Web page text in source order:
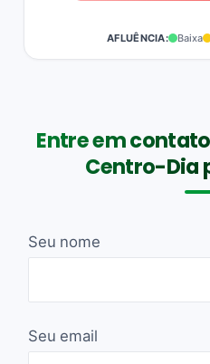
AFLUÊNCIA: Baixa
Entre em
Centro-Dia
Seu nome
Seu email